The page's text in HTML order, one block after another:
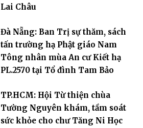
Lai Châu
Đà Nẵng: Ban Trị sự thăm, sách
tấn trường hạ Phật giáo Nam
Tông nhân mùa An cư Kiết hạ
PL.2570 tại Tổ đình Tam Bảo
TP.HCM: Hội Từ thiện chùa
Tường Nguyên khám, tầm soát
sức khỏe cho chư Tăng Ni Học